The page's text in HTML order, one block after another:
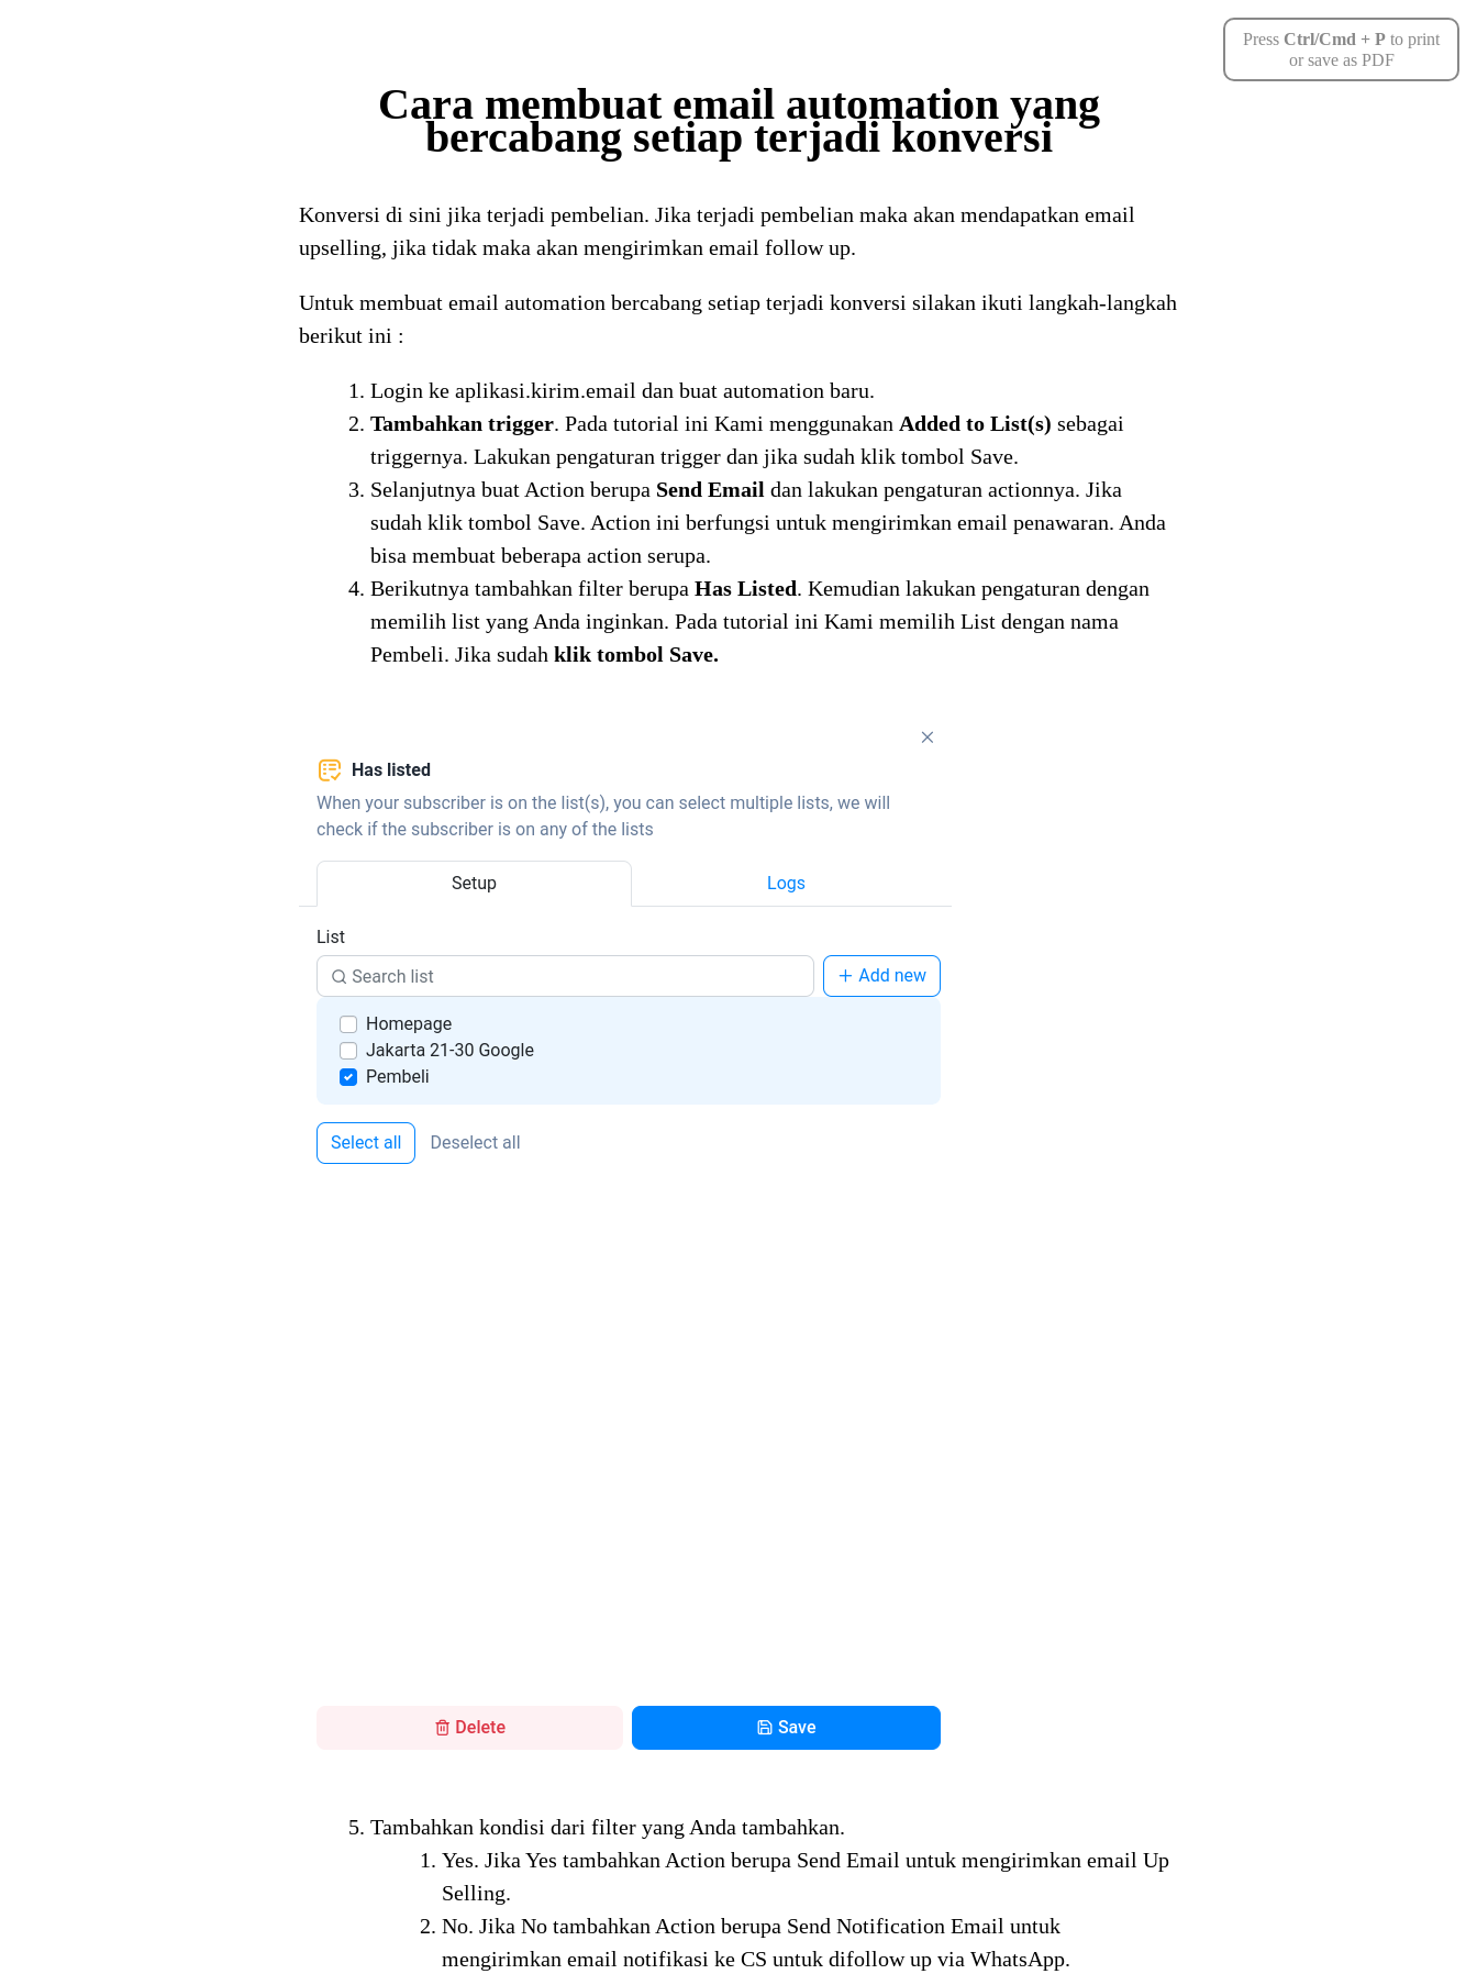
Press Ctrl/Cmd + P to print
or save as PDF
Cara membuat email automation yang
bercabang setiap terjadi konversi
Konversi di sini jika terjadi pembelian. Jika terjadi pembelian maka akan mendapatkan email
upselling, jika tidak maka akan mengirimkan email follow up.
Untuk membuat email automation bercabang setiap terjadi konversi silakan ikuti langkah-langkah
berikut ini :
Login ke aplikasi.kirim.email dan buat automation baru.
Tambahkan trigger. Pada tutorial ini Kami menggunakan Added to List(s) sebagai
triggernya. Lakukan pengaturan trigger dan jika sudah klik tombol Save.
Selanjutnya buat Action berupa Send Email dan lakukan pengaturan actionnya. Jika
sudah klik tombol Save. Action ini berfungsi untuk mengirimkan email penawaran. Anda
bisa membuat beberapa action serupa.
Berikutnya tambahkan filter berupa Has Listed. Kemudian lakukan pengaturan dengan
memilih list yang Anda inginkan. Pada tutorial ini Kami memilih List dengan nama
Pembeli. Jika sudah klik tombol Save.
Tambahkan kondisi dari filter yang Anda tambahkan.
Yes. Jika Yes tambahkan Action berupa Send Email untuk mengirimkan email Up
Selling.
No. Jika No tambahkan Action berupa Send Notification Email untuk
mengirimkan email notifikasi ke CS untuk difollow up via WhatsApp.